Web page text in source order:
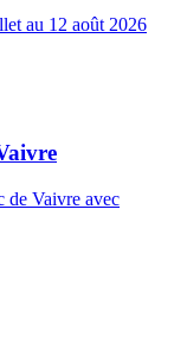
au 12 août 2026
de Vaivre avec